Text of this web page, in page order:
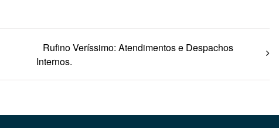
Rufino Veríssimo: Atendimentos e Despachos
Internos.